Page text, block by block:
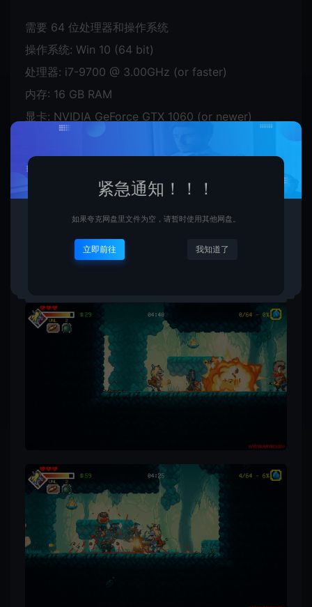
需要 64 位处理器和操作系统
操作系统: Win 10 (64 bit)
处理器: i7-9700 @ 3.00GHz (or faster)
内存: 16 GB RAM
显卡: NVIDIA GeForce GTX 1060 (or newer)
紧急通知！！！
如果夸克网盘里文件为空，请暂时使用其他网盘。
立即前往 我知道了